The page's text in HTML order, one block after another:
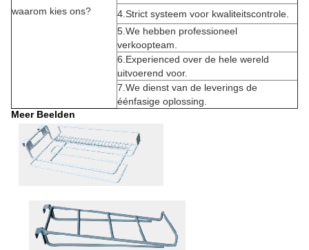
waarom kies ons?
4.Strict systeem voor kwaliteitscontrole.
5.We hebben professioneel
verkoopteam.
6.Experienced over de hele wereld
uitvoerend voor.
7.We dienst van de leverings de
éénfasige oplossing.
Meer Beelden